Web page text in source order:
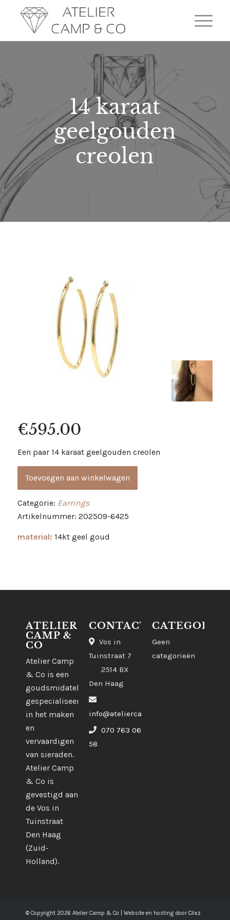
14 karaat
geelgouden
creolen
€595.00
Een paar 14 karaat geelgouden creolen
Toevoegen aan winkelwagen
Categorie: Earrings
Artikelnummer: 202509-6425
material: 14kt geel goud
ATELIER
CAMP &
CO
Atelier Camp
& Co is een
goudsmidatelier
gespecialiseerd
in het maken
en
vervaardigen
van sieraden.
Atelier Camp
& Co is
gevestigd aan
de Vos in
Tuinstraat
Den Haag
(Zuid-
Holland).
CONTACT
Vos in
Tuinstraat 7
2514 BX
Den Haag
info@ateliercampco.com
070 763 06
58
Geen
categorieën
© Copyright 2026 Atelier Camp & Co | Website en hosting door Clixz